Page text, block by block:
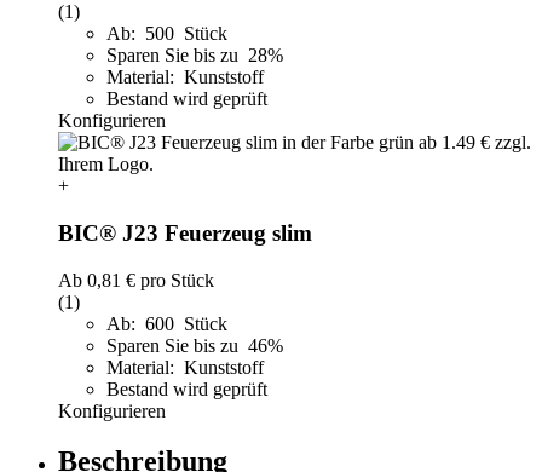
(1)
Ab: 500 Stück
Sparen Sie bis zu 28%
Material: Kunststoff
Bestand wird geprüft
Konfigurieren
+
BIC® J23 Feuerzeug slim
Ab 0,81 € pro Stück
(1)
Ab: 600 Stück
Sparen Sie bis zu 46%
Material: Kunststoff
Bestand wird geprüft
Konfigurieren
Beschreibung